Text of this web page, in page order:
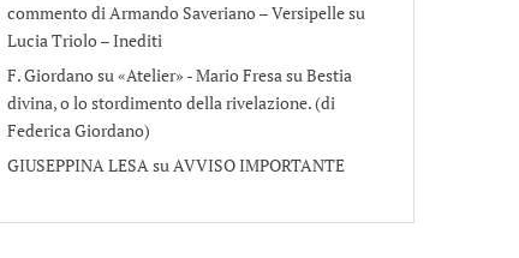
commento di Armando Saveriano – Versipellesu
Lucia Triolo – Inediti
F. Giordano su «Atelier» - Mario FresasuBestia
divina, o lo stordimento della rivelazione. (di
Federica Giordano)
GIUSEPPINA LESAsuAVVISO IMPORTANTE